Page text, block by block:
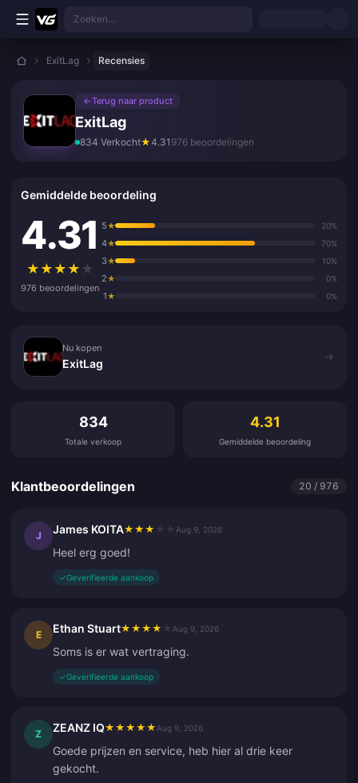
Ga direct naar de hoofdinhoud
Zoeken...
ExitLag Recensies
←Terug naar product
ExitLag
834 Verkocht★4.31 976 beoordelingen
Gemiddelde beoordeling
4.31
★ ★ ★ ★ ★
976 beoordelingen
5★ 20%
4★ 70%
3★ 10%
2★ 0%
1★ 0%
Nu kopen
ExitLag
→
834
Totale verkoop
4.31
Gemiddelde beoordeling
Klantbeoordelingen 20 / 976
J James KOITA★ ★ ★ Aug 9, 2026
Heel erg goed!
✓Geverifieerde aankoop
E Ethan Stuart★ ★ ★ ★ Aug 9, 2026
Soms is er wat vertraging.
✓Geverifieerde aankoop
Z ZEANZ IQ★ ★ ★ ★ ★ Aug 9, 2026
Goede prijzen en service, heb hier al drie keer
gekocht.